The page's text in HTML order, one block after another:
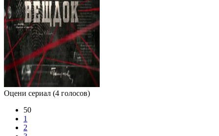
Оцени сериал (4 голосов)
50
1
2